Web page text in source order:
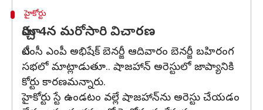
హైకోర్టు
మార్చి 4న మరోసారి విచారణ
టీఎంసీ ఎంపీ అభిషేక్ బెనర్జీ ఆదివారం బెనర్జీ బహిరంగ
సభలో మాట్లాడుతూ.. షాజహాన్ అరెస్టులో జాప్యానికి
కోర్టు కారణమన్నారు.
హైకోర్టు స్టే ఉండటం వల్లే షాజహాన్‌ను అరెస్టు చేయడం